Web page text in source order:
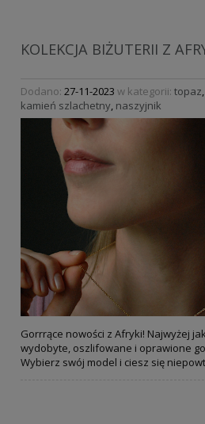
KOLEKCJA BIŻUTERII Z
Dodano: 27-11-2023 w kategorii: topaz,
kamień szlachetny, naszyjnik
Gorrrące nowości z Afryki! Najwyżej
wydobyte, oszlifowane i oprawione
Wybierz swój model i ciesz się